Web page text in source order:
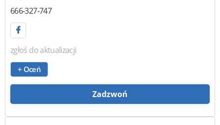
666-327-747
zgłoś do aktualizacji
+ Oceń
Zadzwoń